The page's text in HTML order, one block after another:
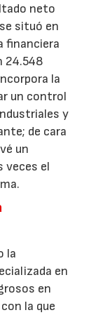
neto
situó en
financiera
24.548
la
un control
y
de cara
un
veces el
la
en
en
la que